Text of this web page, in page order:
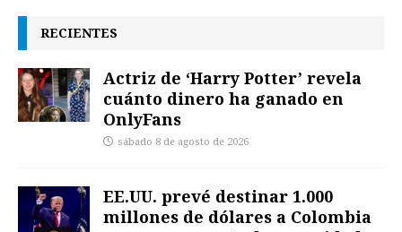
RECIENTES
Actriz de ‘Harry Potter’ revela
cuánto dinero ha ganado en
OnlyFans
sábado 8 de agosto de 2026
EE.UU. prevé destinar 1.000
millones de dólares a Colombia